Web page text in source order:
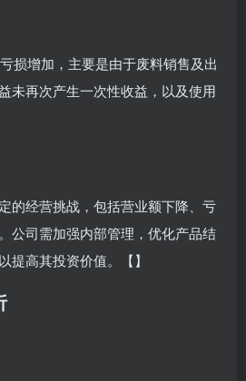
损增加，主要是由于废料销售及出
未再次产生一次性收益，以及使用
的经营挑战，包括营业额下降、亏
公司需加强内部管理，优化产品结
提高其投资价值。【】